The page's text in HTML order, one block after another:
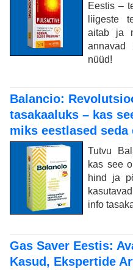
Eestis –
liigeste
aitab ja
annavad
nüüd!
Balancio:
tasakaaluks – kas
miks eestlased seda
Tutvu
kas see
hind ja
info
Gas Saver Eestis:
Kasud, Ekspertide